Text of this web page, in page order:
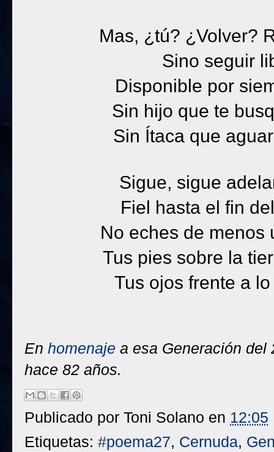
Mas, ¿tú? ¿Volver?
Sino seguir
Disponible por
Sin hijo que te
Sin Ítaca que
Sigue, sigue
Fiel hasta el fin
No eches de menos
Tus pies sobre la
Tus ojos frente a
En homenaje a esa Generación del
hace 82 años.
Publicado por Toni Solano en 12:05
Etiquetas: #poema27, Cernuda,